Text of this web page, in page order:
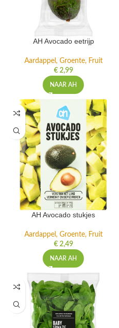
AH Avocado eetrijp
Aardappel, Groente, Fruit
€2,99
NAAR AH
AH Avocado stukjes
Aardappel, Groente, Fruit
€2,49
NAAR AH